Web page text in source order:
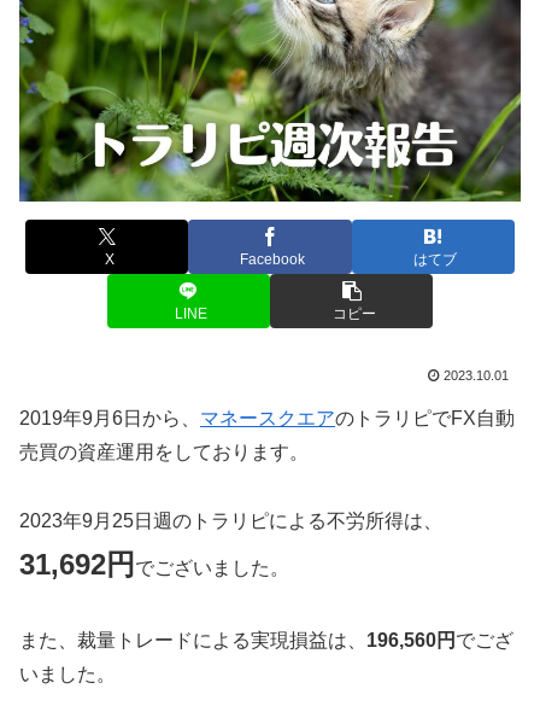
X Facebook はてブ
LINE コピー
2023.10.01
2019年9月6日から、 マネースクエアのトラリピでFX自動
売買の資産運用をしております。
2023年9月25日週のトラリピによる不労所得は、
31,692円 でございました。
また、裁量トレードによる実現損益は、 196,560円 でござ
いました。